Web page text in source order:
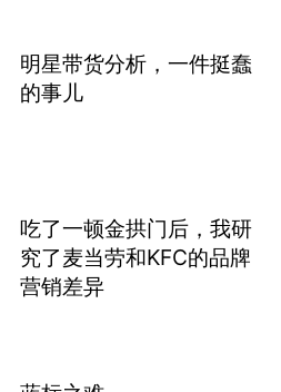
明星带货分析，一件挺蠢
的事儿
吃了一顿金拱门后，我研
究了麦当劳和KFC的品牌
营销差异